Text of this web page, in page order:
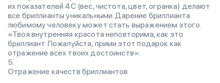
их показателей 4С (вес, чистота, цвет, огранка) делают
все бриллианты уникальными. Дарение бриллианта
любимому человеку может стать выражением этого.
«Твоя внутренняя красота неповторима, как это
бриллиант. Пожалуйста, прими этот подарок как
отражение всех твоих достоинств».
Отражение качеств бриллиантов